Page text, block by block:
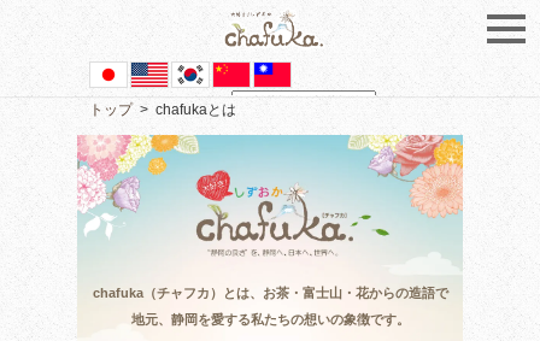
Powered by Translate
トップ> chafukaとは
chafuka（チャフカ）とは、お茶・富士山・花からの造語で
地元、静岡を愛する私たちの想いの象徴です。